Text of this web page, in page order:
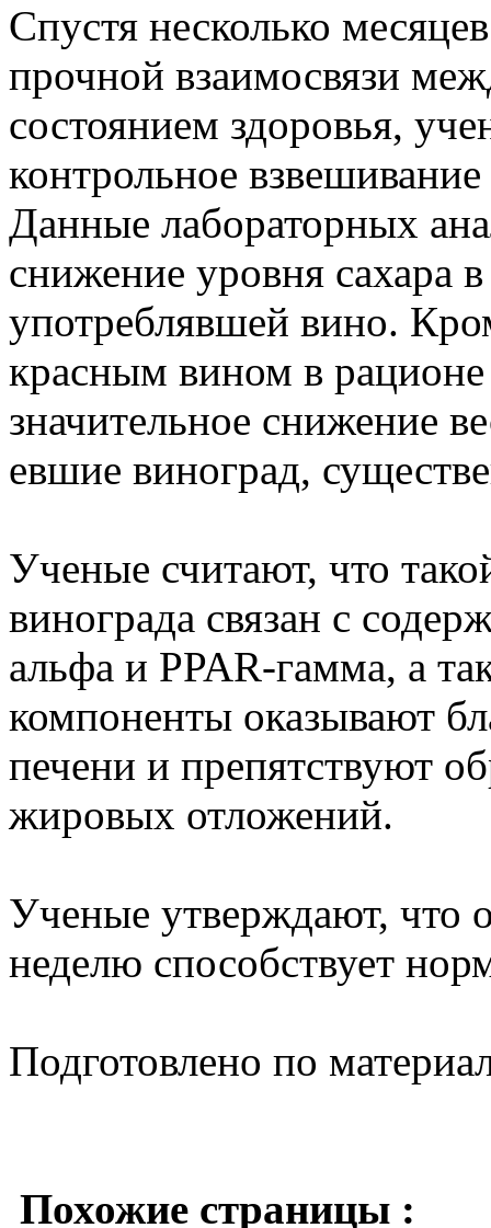
Спустя несколько
прочной взаимосвязи
состоянием здоровья,
контрольное
Данные лабораторных
снижение уровня сахара
употреблявшей вино.
красным вином в
значительное снижение
евшие виноград,
Ученые считают, что
винограда связан с
альфа и PPAR-гамма, а
компоненты оказывают
печени и препятствуют
жировых отложений.
Ученые утверждают, что
неделю способствует
Подготовлено по
Похожие страницы :